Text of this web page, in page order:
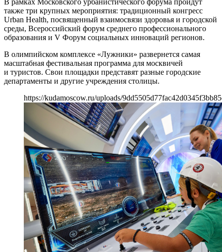
В рамках Московского урбанистического форума пройдут
также три крупных мероприятия: традиционный конгресс
Urban Health, посвященный взаимосвязи здоровья и городской
среды, Всероссийский форум среднего профессионального
образования и V Форум социальных инноваций регионов.
В олимпийском комплексе «Лужники» развернется самая
масштабная фестивальная программа для москвичей
и туристов. Свои площадки представят разные городские
департаменты и другие учреждения столицы.
https://kudamoscow.ru/uploads/